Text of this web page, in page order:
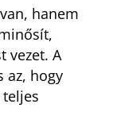
hanem
vezet. A
az, hogy